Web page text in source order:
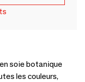
soie botanique
les couleurs,